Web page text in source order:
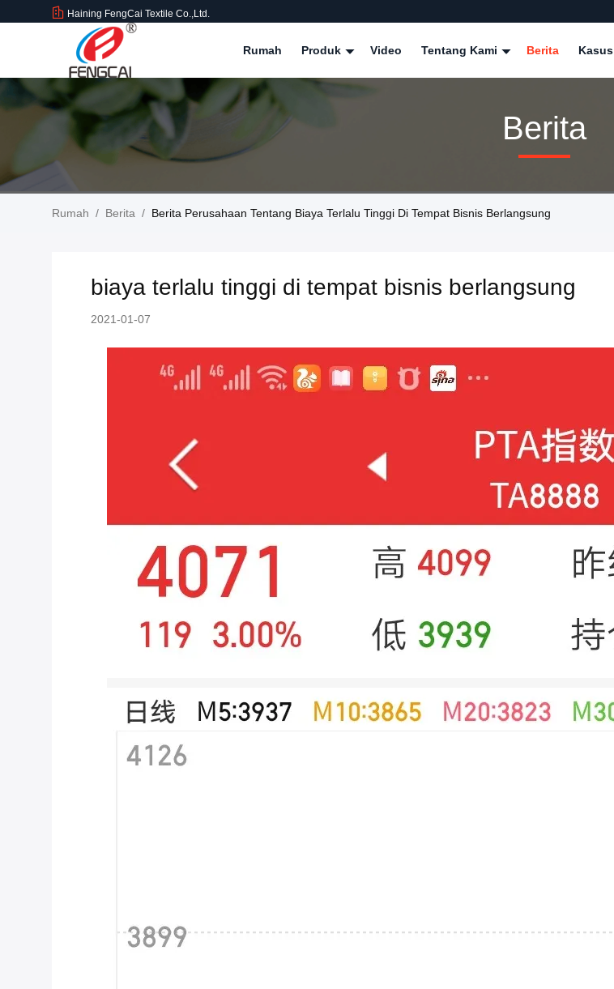
Haining FengCai Textile Co.,Ltd.
Rumah Produk Video Tentang Kami Berita Kasus
Berita
Rumah / Berita / Berita Perusahaan Tentang Biaya Terlalu Tinggi Di Tempat Bisnis Berlangsung
biaya terlalu tinggi di tempat bisnis berlangsung
2021-01-07